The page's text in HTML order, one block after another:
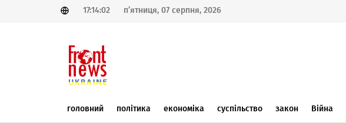
17:14:02 п’ятниця, 07 серпня, 2026
головний політика економіка суспільство закон Війна